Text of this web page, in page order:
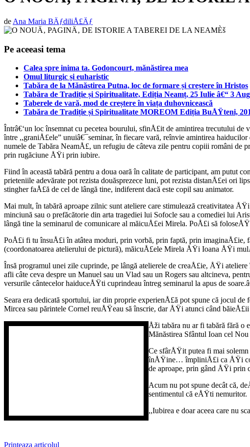
de Ana Maria BÄƒdiliÅ£Äƒ
Pe aceeasi tema
Calea spre inima ta. Godoncourt, mănăstirea mea
Omul liturgic și euharistic
Tabăra de la Mănăstirea Putna, loc de formare și creștere în Hristos
Tabăra de Tradiție și Spiritualitate, Ediția Neamț, 25 Iulie â€“ 3
Taberele de vară, mod de creștere în viața duhovnicească
Tabăra de Tradiție și Spiritualitate MOREOM Ediția BuÅŸteni,
Întrâ€‘un loc însemnat cu pecetea bourului, sfinÅ£it de amintirea trecutului
între ,,graniÅ£ele” unuiâ€¯seminar, în fiecare vară, reînvie amintirea
numele de Tabăra NeamÅ£, un refugiu de câteva zile pentru copiii români de
prin rugăciune ÅŸi prin iubire.
Fiind în această tabără pentru a doua oară în calitate de participant, am putut
prieteniile adevărate pot rezista douăsprezece luni, pot rezista distanÅ£ei
stingher faÅ£ă de cel de lângă tine, indiferent dacă este copil sau animator.
Mai mult, în tabără aproape zilnic sunt ateliere care stimulează creativitatea
minciună sau o prefăcătorie din arta tragediei lui Sofocle sau a comediei lui
lângă tine la seminarul de comunicare al măicuÅ£ei Mirela. PoÅ£i să
PoÅ£i fi tu însuÅ£i în atâtea moduri, prin vorbă, prin faptă, prin imaginaÅ£ie,
(coordonatoarea atelierului de pictură), măicuÅ£ele Mirela ÅŸi Ioana ÅŸi
Însă programul unei zile cuprinde, pe lângă atelierele de creaÅ£ie, ÅŸi
afli câte ceva despre un Manuel sau un Vlad sau un Rogers sau altcineva,
versurile cântecelor haiduceÅŸti cuprindeau întreg seminarul la apus de
Seara era dedicată sportului, iar din proprie experienÅ£ă pot spune că jocul
Mircea sau părintele Cornel reuÅŸeau să înscrie, dar ÅŸi atunci când
Åži tabăra nu ar fi tabără fără o
Mănăstirea Sfântul Ioan cel
Ce sfârÅŸit putea fi mai
înÅŸine… împliniÅ£i ca ÅŸi
de aproape, prin gând ÅŸi prin
Acum nu pot spune decât că,
sentimentul că eÅŸti nemuritor.
,,Iubirea e doar aceea care nu
Printeaza articolul